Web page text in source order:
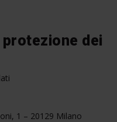
dei
1 – 20129 Milano